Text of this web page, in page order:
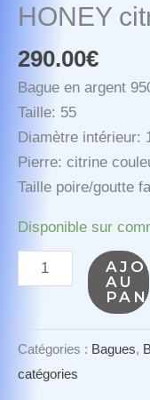
HONEY
290.00€
Bague en argent
Taille: 55
Diamètre intérieur:
Pierre: citrine
Taille poire/goutte
Disponible sur
quantité
de
AU
Catégories : Bagues,
catégories